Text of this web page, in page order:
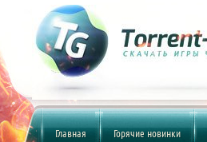
Главная Горячие новинки